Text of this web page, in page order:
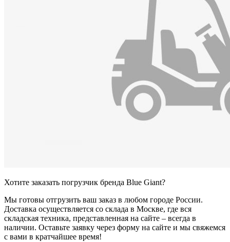
Хотите заказать погрузчик бренда Blue Giant?
Мы готовы отгрузить ваш заказ в любом городе России.
Доставка осуществляется со склада в Москве, где вся
складская техника, представленная на сайте – всегда в
наличии. Оставьте заявку через форму на сайте и мы свяжемся
с вами в кратчайшее время!